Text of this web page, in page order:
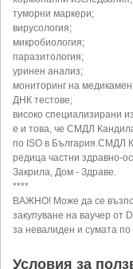
туморни маркери;
вирусология;
микробиология;
паразитология;
уринен анализ;
мониторинг на
ДНК тестове;
високо специализирани
е и това, че СМДЛ
по ISO в България.СМДЛ
редица частни здравно-
Закрила, Дом - Здраве.
****
ВАЖНО! Може да се
закупуване на ваучер от
за невалиден и сумата по
Условия за